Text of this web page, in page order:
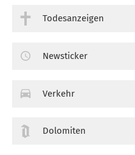
Todesanzeigen
Newsticker
Verkehr
Dolomiten